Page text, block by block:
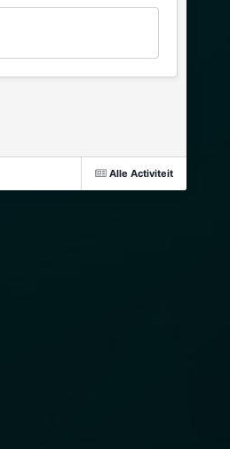
Alle Activiteit